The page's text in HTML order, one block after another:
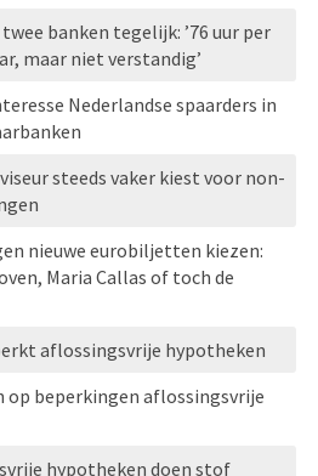
banken tegelijk: ’76 uur per
maar niet verstandig’
Nederlandse spaarders in
steeds vaker kiest voor non-
nieuwe eurobiljetten kiezen:
Maria Callas of toch de
aflossingsvrije hypotheken
op beperkingen aflossingsvrije
hypotheken doen stof